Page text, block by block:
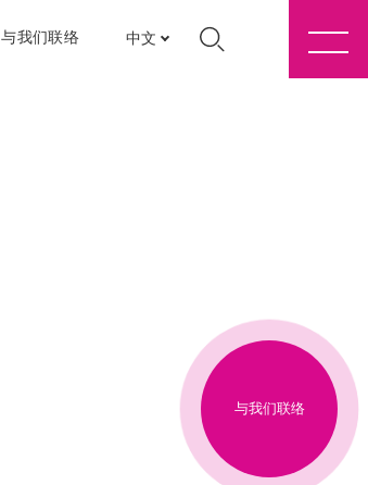
与我们联络 中文
与我们联络